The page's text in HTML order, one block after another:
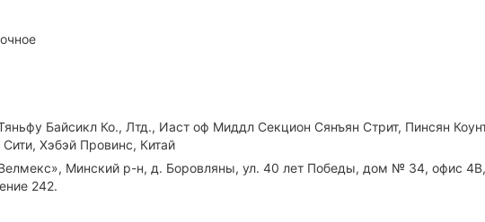
Байсикл Ко., Лтд., Иаст оф Миддл Секцион Сянъян Стрит, Пинсян
Сити, Хэбэй Провинс, Китай
Минский р-н, д. Боровляны, ул. 40 лет Победы, дом № 34, офис 4В,
242.